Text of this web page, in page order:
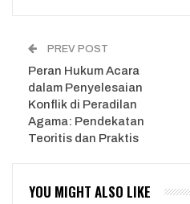
PREV POST
Peran Hukum Acara
dalam Penyelesaian
Konflik di Peradilan
Agama: Pendekatan
Teoritis dan Praktis
YOU MIGHT ALSO LIKE